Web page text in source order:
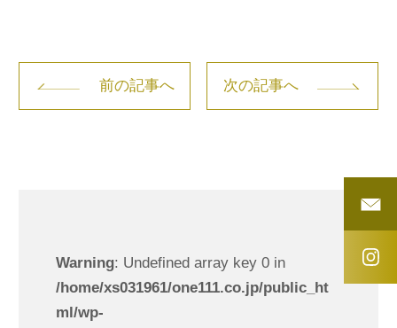
前の記事へ 次の記事へ
Warning: Undefined array key 0 in
/home/xs031961/one111.co.jp/public_ht
ml/wp-